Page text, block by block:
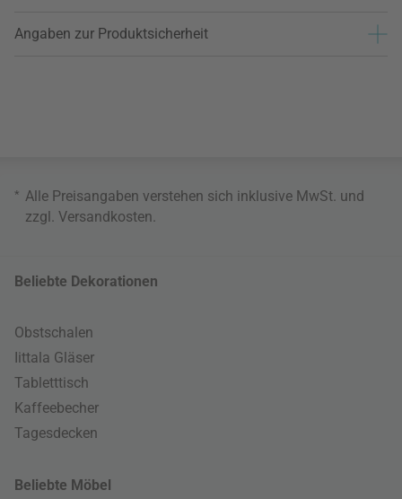
Angaben zur Produktsicherheit
* Alle Preisangaben verstehen sich inklusive MwSt. und
zzgl. Versandkosten
Beliebte Dekorationen
Obstschalen
Iittala Gläser
Tabletttisch
Kaffeebecher
Tagesdecken
Beliebte Möbel